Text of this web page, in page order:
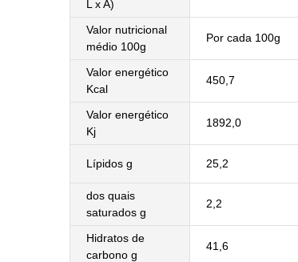
L x A)
Valor nutricional
médio 100g
Por cada 100g
Valor energético
Kcal
450,7
Valor energético
Kj
1892,0
Lípidos g 25,2
dos quais
saturados g
2,2
Hidratos de
carbono g
41,6